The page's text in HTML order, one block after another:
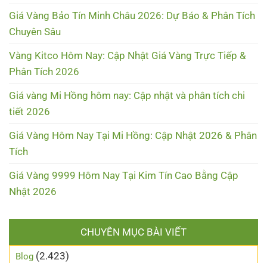
Giá Vàng Bảo Tín Minh Châu 2026: Dự Báo & Phân Tích
Chuyên Sâu
Vàng Kitco Hôm Nay: Cập Nhật Giá Vàng Trực Tiếp &
Phân Tích 2026
Giá vàng Mi Hồng hôm nay: Cập nhật và phân tích chi
tiết 2026
Giá Vàng Hôm Nay Tại Mi Hồng: Cập Nhật 2026 & Phân
Tích
Giá Vàng 9999 Hôm Nay Tại Kim Tín Cao Bằng Cập
Nhật 2026
CHUYÊN MỤC BÀI VIẾT
Blog (2.423)